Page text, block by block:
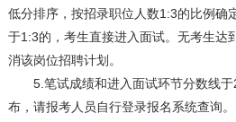
低分排序，按招录职位人数1:3的比例确
于1:3的，考生直接进入面试。无考生达
消该岗位招聘计划。
5.笔试成绩和进入面试环节分数线于
布，请报考人员自行登录报名系统查询。